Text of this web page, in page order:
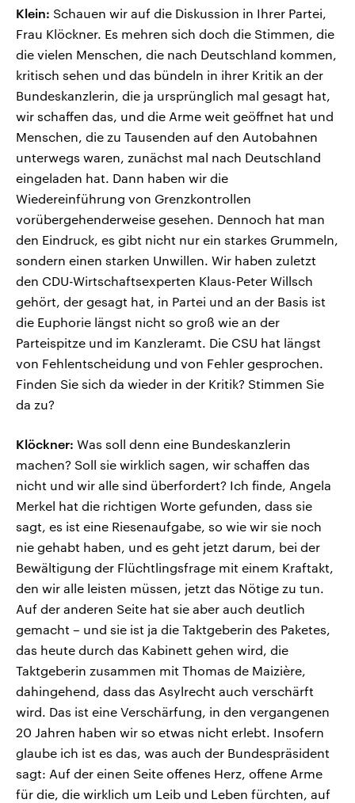
Klein: Schauen wir auf die Diskussion in Ihrer Partei,
Frau Klöckner. Es mehren sich doch die Stimmen, die
die vielen Menschen, die nach Deutschland kommen,
kritisch sehen und das bündeln in ihrer Kritik an der
Bundeskanzlerin, die ja ursprünglich mal gesagt hat,
wir schaffen das, und die Arme weit geöffnet hat und
Menschen, die zu Tausenden auf den Autobahnen
unterwegs waren, zunächst mal nach Deutschland
eingeladen hat. Dann haben wir die
Wiedereinführung von Grenzkontrollen
vorübergehenderweise gesehen. Dennoch hat man
den Eindruck, es gibt nicht nur ein starkes Grummeln,
sondern einen starken Unwillen. Wir haben zuletzt
den CDU-Wirtschaftsexperten Klaus-Peter Willsch
gehört, der gesagt hat, in Partei und an der Basis ist
die Euphorie längst nicht so groß wie an der
Parteispitze und im Kanzleramt. Die CSU hat längst
von Fehlentscheidung und von Fehler gesprochen.
Finden Sie sich da wieder in der Kritik? Stimmen Sie
da zu?
Klöckner: Was soll denn eine Bundeskanzlerin
machen? Soll sie wirklich sagen, wir schaffen das
nicht und wir alle sind überfordert? Ich finde, Angela
Merkel hat die richtigen Worte gefunden, dass sie
sagt, es ist eine Riesenaufgabe, so wie wir sie noch
nie gehabt haben, und es geht jetzt darum, bei der
Bewältigung der Flüchtlingsfrage mit einem Kraftakt,
den wir alle leisten müssen, jetzt das Nötige zu tun.
Auf der anderen Seite hat sie aber auch deutlich
gemacht – und sie ist ja die Taktgeberin des Paketes,
das heute durch das Kabinett gehen wird, die
Taktgeberin zusammen mit Thomas de Maizière,
dahingehend, dass das Asylrecht auch verschärft
wird. Das ist eine Verschärfung, in den vergangenen
20 Jahren haben wir so etwas nicht erlebt. Insofern
glaube ich ist es das, was auch der Bundespräsident
sagt: Auf der einen Seite offenes Herz, offene Arme
für die, die wirklich um Leib und Leben fürchten, auf